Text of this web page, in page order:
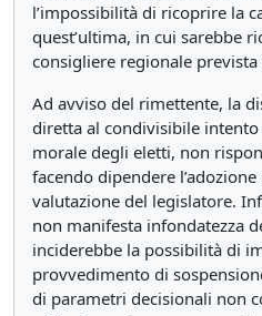
l’impossibilità di ricoprire la
quest’ultima, in cui sarebbe
consigliere regionale
Ad avviso del rimettente, la
diretta al condivisibile
morale degli eletti, non
facendo dipendere
valutazione del legislatore.
non manifesta infondatezza
inciderebbe la possibilità di
provvedimento di
di parametri decisionali non